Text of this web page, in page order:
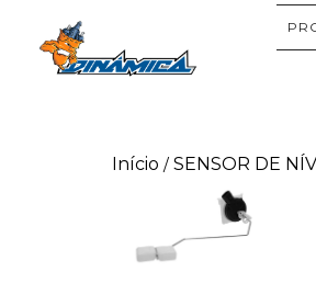
Início / SENSOR DE